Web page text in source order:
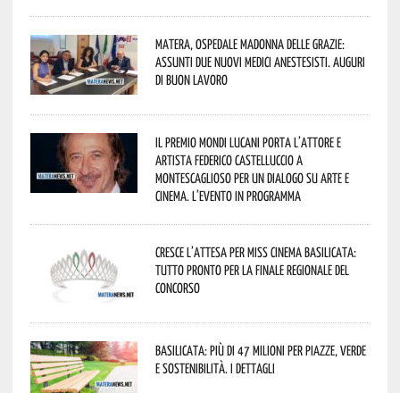
Matera, Ospedale Madonna delle Grazie:
assunti due nuovi medici anestesisti. Auguri
di buon lavoro
Il Premio Mondi Lucani porta l’attore e
artista Federico Castelluccio a
Montescaglioso per un dialogo su arte e
cinema. L’evento in programma
Cresce l’attesa per Miss Cinema Basilicata:
tutto pronto per la finale regionale del
concorso
Basilicata: più di 47 milioni per piazze, verde
e sostenibilità. I dettagli